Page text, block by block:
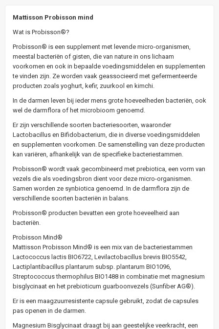
Mattisson Probisson mind
Wat is Probisson®?
Probisson® is een supplement met levende micro-organismen,
meestal bacteriën of gisten, die van nature in ons lichaam
voorkomen en ook in bepaalde voedingsmiddelen en supplementen
te vinden zijn. Ze worden vaak geassocieerd met gefermenteerde
producten zoals yoghurt, kefir, zuurkool en kimchi.
In de darmen leven bij ieder mens grote hoeveelheden bacteriën, ook
wel de darmflora of het microbioom genoemd.
Er zijn verschillende soorten bacteriesoorten, waaronder
Lactobacillus en Bifidobacterium, die in diverse voedingsmiddelen
en supplementen voorkomen. De samenstelling van deze producten
kan variëren, afhankelijk van de specifieke bacteriestammen.
Probisson® wordt vaak gecombineerd met prebiotica, een vorm van
vezels die als voedingsbron dient voor deze micro-organismen.
Samen worden ze synbiotica genoemd. In de darmflora zijn de
verschillende soorten bacteriën in balans.
Probisson® producten bevatten een grote hoeveelheid aan
bacteriën.
Probisson Mind®
Mattisson Probisson Mind® is een mix van de bacteriestammen
Lactococcus lactis BIO6722, Levilactobacillus brevis BIO5542,
Lactiplantibacillus plantarum subsp. plantarum BIO1096,
Streptococcus thermophilus BIO1488 in combinatie met magnesium
bisglycinaat en het prebioticum guarboonvezels (Sunfiber AG®).
Er is een maagzuurresistente capsule gebruikt, zodat de capsules
pas openen in de darmen.
Magnesium Bisglycinaat draagt bij aan geestelijke veerkracht, een